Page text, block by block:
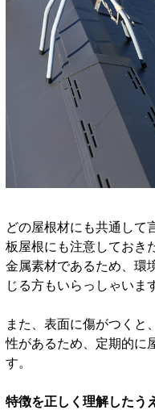
どの屋根材にも共通して
板屋根にも注意しておき
金属素材であるため、環
じる方もいらっしゃいま
また、表面に傷がつくと
性があるため、定期的に
す。
特徴を正しく理解したう